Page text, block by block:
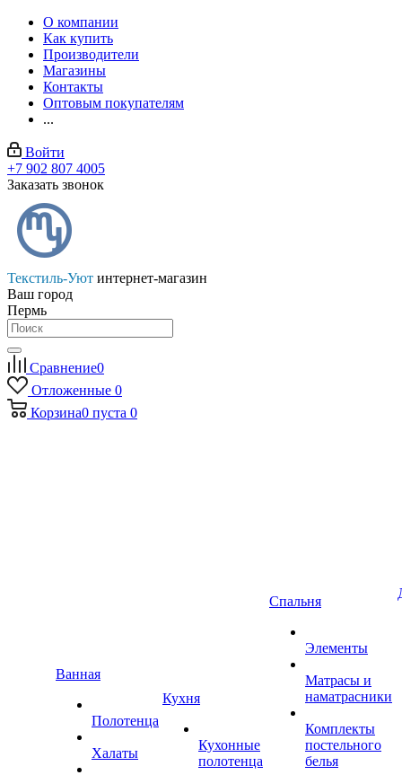
О компании
Как купить
Производители
Магазины
Контакты
Оптовым покупателям
...
Войти
+7 902 807 4005
Заказать звонок
Текстиль-Уют интернет-магазин
Ваш город
Пермь
Сравнение0
Отложенные 0
Корзина0 пуста 0
Ванная
Полотенца
Халаты
Кухня
Кухонные
полотенца
Спальня
Элементы
Матрасы и
наматрасники
Комплекты
постельного
белья